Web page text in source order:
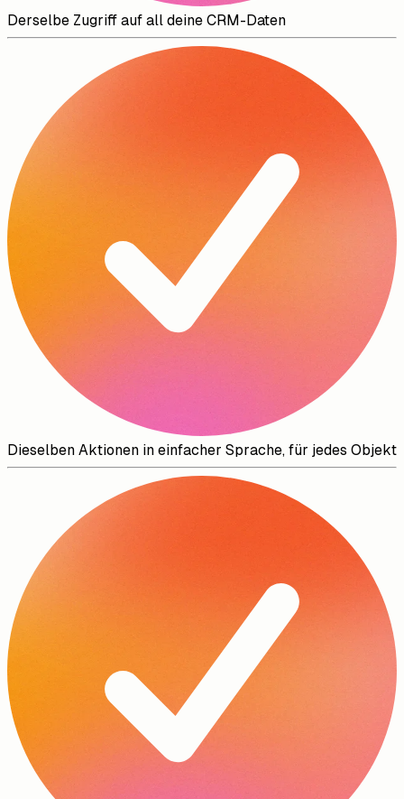
Derselbe Zugriff auf all deine CRM-Daten
Dieselben Aktionen in einfacher Sprache, für jedes Objekt